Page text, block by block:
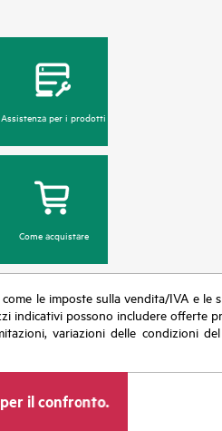
Assistenza per i prodotti
Come acquistare
le imposte sulla vendita/IVA e le
possono includere offerte
variazioni delle condizioni
il confronto.